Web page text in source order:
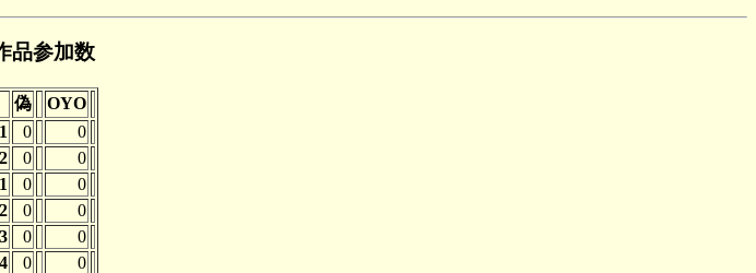
品参加数
偽
OYO
0
0
0
0
0
0
0
0
0
0
0
0